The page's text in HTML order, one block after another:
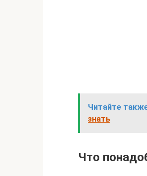
Читайте
знать
Что